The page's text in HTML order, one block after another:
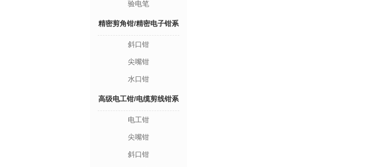
验电笔
精密剪角钳/精密电子钳系
列
斜口钳
尖嘴钳
水口钳
高级电工钳/电缆剪线钳系
列
电工钳
尖嘴钳
斜口钳